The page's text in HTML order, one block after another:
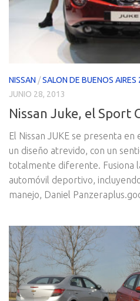
NISSAN /SALON DE BUENOS AIRES
JUNIO 28, 2013
Nissan Juke, el Sport
El Nissan JUKE se presenta
un diseño atrevido, con un
totalmente diferente. Fusiona
automóvil deportivo,
manejo, Daniel